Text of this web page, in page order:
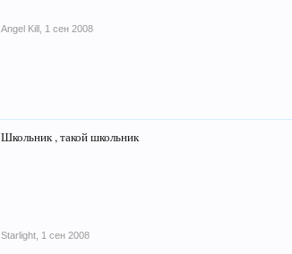
Angel Kill 1 сен 2008
Школьник , такой школьник
Starlight 1 сен 2008